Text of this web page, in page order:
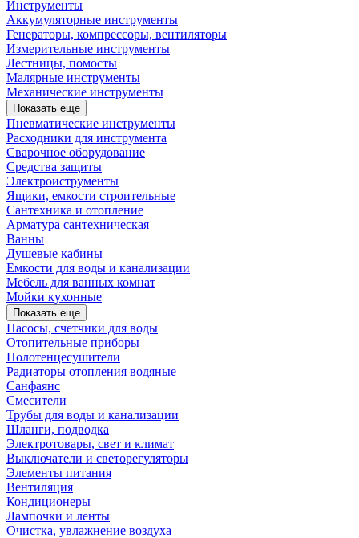
Инструменты
Аккумуляторные инструменты
Генераторы, компрессоры, вентиляторы
Измерительные инструменты
Лестницы, помосты
Малярные инструменты
Механические инструменты
Показать еще
Пневматические инструменты
Расходники для инструмента
Сварочное оборудование
Средства защиты
Электроиструменты
Ящики, емкости строительные
Сантехника и отопление
Арматура сантехническая
Ванны
Душевые кабины
Емкости для воды и канализации
Мебель для ванных комнат
Мойки кухонные
Показать еще
Насосы, счетчики для воды
Отопительные приборы
Полотенцесушители
Радиаторы отопления водяные
Санфаянс
Смесители
Трубы для воды и канализации
Шланги, подводка
Электротовары, свет и климат
Выключатели и светорегуляторы
Элементы питания
Вентиляция
Кондиционеры
Лампочки и ленты
Очистка, увлажнение воздуха